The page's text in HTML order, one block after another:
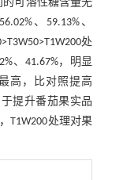
的可溶性糖含量无
、59.13%、
处
、41.67%，明显
高，比对照提高
提升番茄果实品
T1W200处理对果